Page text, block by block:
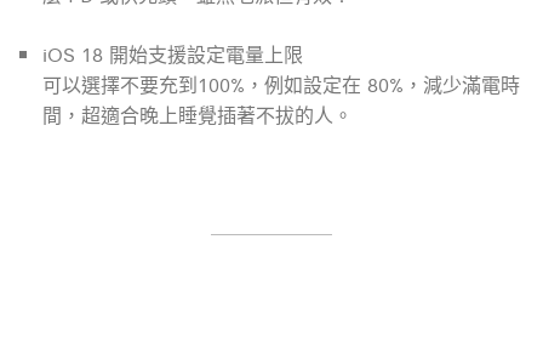
iOS 18 開始支援設定電量上限
可以選擇不要充到100%，例如設定在 80%，減少滿電時
間，超適合晚上睡覺插著不拔的人。